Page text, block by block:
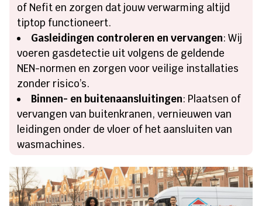
of Nefit en zorgen dat jouw verwarming altijd
tiptop functioneert.
Gasleidingen controleren en vervangen: Wij
voeren gasdetectie uit volgens de geldende
NEN-normen en zorgen voor veilige installaties
zonder risico’s.
Binnen- en buitenaansluitingen: Plaatsen of
vervangen van buitenkranen, vernieuwen van
leidingen onder de vloer of het aansluiten van
wasmachines.